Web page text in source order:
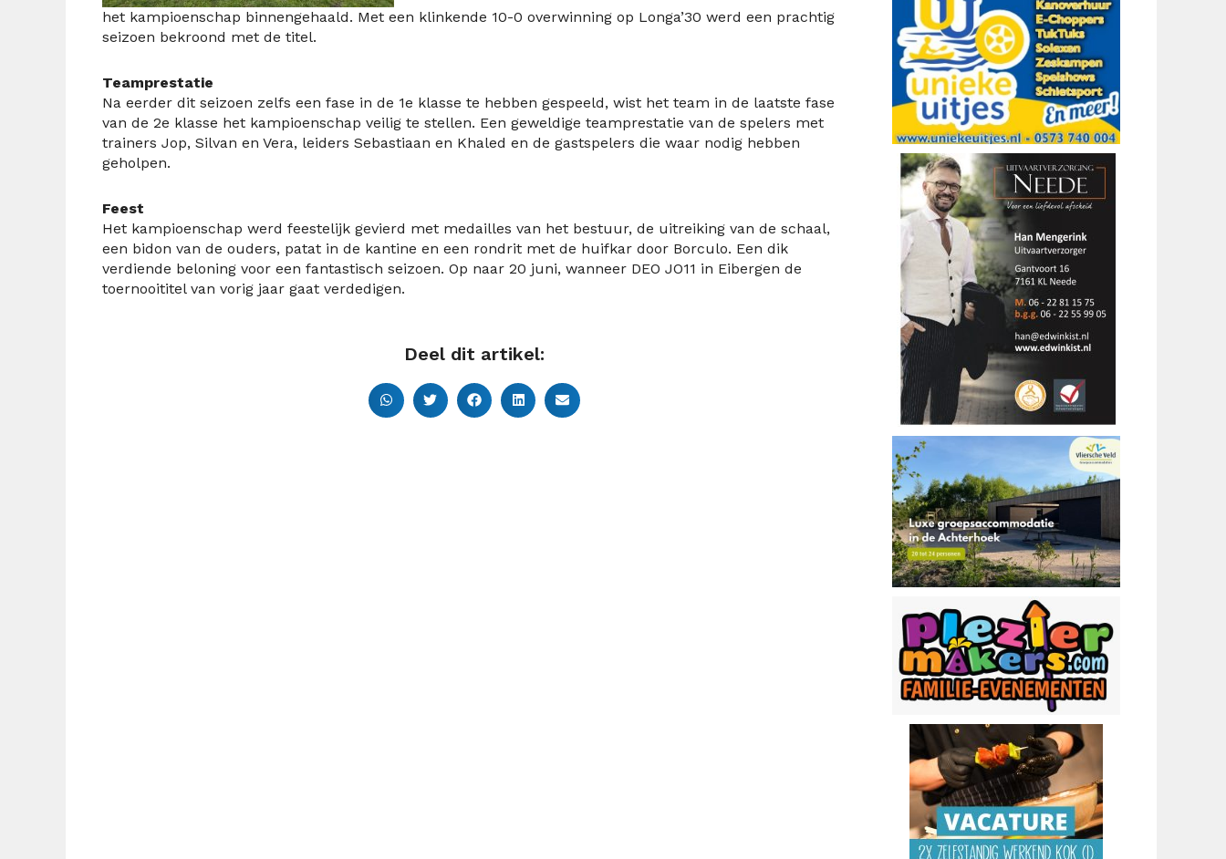
het kampioenschap binnengehaald. Met een klinkende 10-0 overwinning op Longa’30 werd een prachtig
seizoen bekroond met de titel.
Teamprestatie
Na eerder dit seizoen zelfs een fase in de 1e klasse te hebben gespeeld, wist het team in de laatste fase
van de 2e klasse het kampioenschap veilig te stellen. Een geweldige teamprestatie van de spelers met
trainers Jop, Silvan en Vera, leiders Sebastiaan en Khaled en de gastspelers die waar nodig hebben
geholpen.
Feest
Het kampioenschap werd feestelijk gevierd met medailles van het bestuur, de uitreiking van de schaal,
een bidon van de ouders, patat in de kantine en een rondrit met de huifkar door Borculo. Een dik
verdiende beloning voor een fantastisch seizoen. Op naar 20 juni, wanneer DEO JO11 in Eibergen de
toernooititel van vorig jaar gaat verdedigen.
Deel dit artikel: